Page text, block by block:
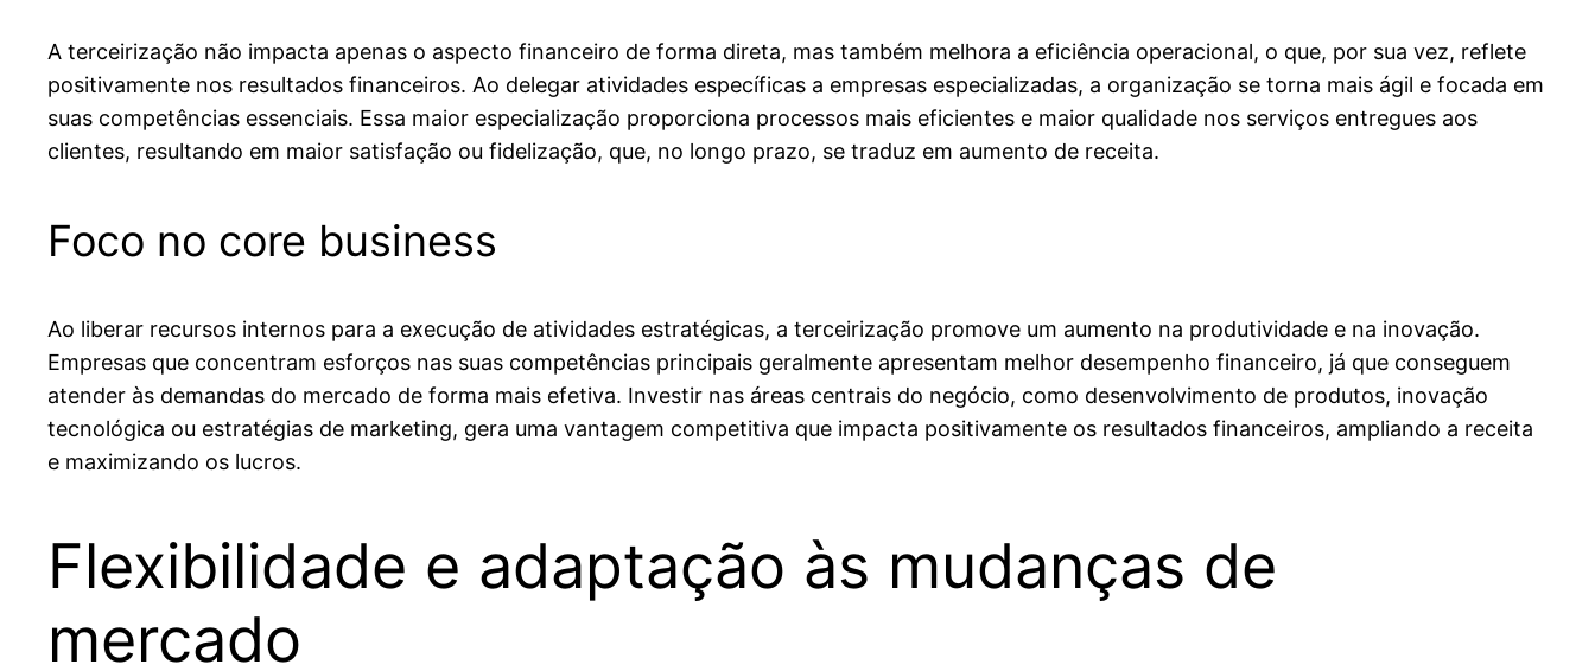
A terceirização não impacta apenas o aspecto financeiro de forma direta, mas também melhora a eficiência operacional, o que, por sua vez, reflete
positivamente nos resultados financeiros. Ao delegar atividades específicas a empresas especializadas, a organização se torna mais ágil e focada em
suas competências essenciais. Essa maior especialização proporciona processos mais eficientes e maior qualidade nos serviços entregues aos
clientes, resultando em maior satisfação ou fidelização, que, no longo prazo, se traduz em aumento de receita.
Foco no core business
Ao liberar recursos internos para a execução de atividades estratégicas, a terceirização promove um aumento na produtividade e na inovação.
Empresas que concentram esforços nas suas competências principais geralmente apresentam melhor desempenho financeiro, já que conseguem
atender às demandas do mercado de forma mais efetiva. Investir nas áreas centrais do negócio, como desenvolvimento de produtos, inovação
tecnológica ou estratégias de marketing, gera uma vantagem competitiva que impacta positivamente os resultados financeiros, ampliando a receita
e maximizando os lucros.
Flexibilidade e adaptação às mudanças de
mercado